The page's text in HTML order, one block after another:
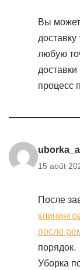
Вы
любую
процесс
15 août
После
после
порядок.
Уборка